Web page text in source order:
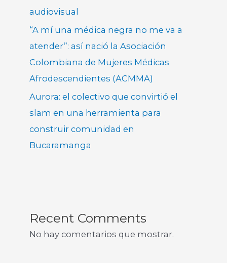
audiovisual
“A mí una médica negra no me va a
atender”: así nació la Asociación
Colombiana de Mujeres Médicas
Afrodescendientes (ACMMA)
Aurora: el colectivo que convirtió el
slam en una herramienta para
construir comunidad en
Bucaramanga
Recent Comments
No hay comentarios que mostrar.